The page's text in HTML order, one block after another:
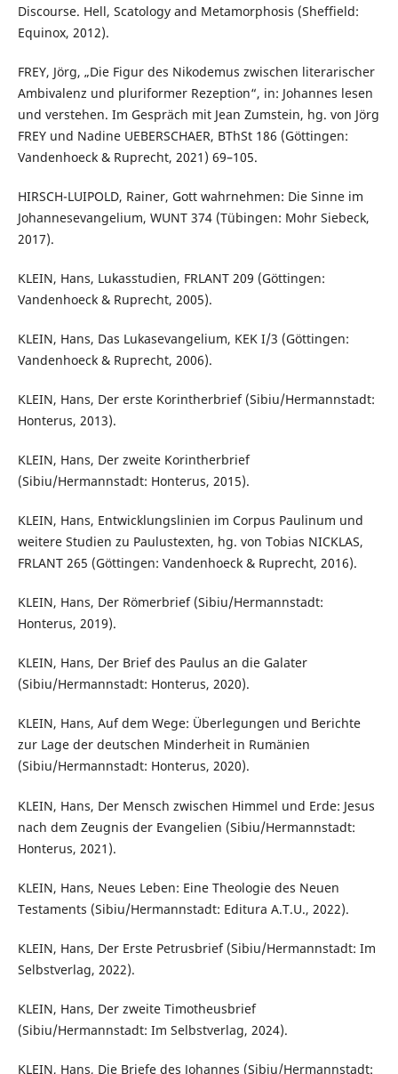
Discourse. Hell, Scatology and Metamorphosis (Sheffield:
Equinox, 2012).
FREY, Jörg, „Die Figur des Nikodemus zwischen literarischer
Ambivalenz und pluriformer Rezeption“, in: Johannes lesen
und verstehen. Im Gespräch mit Jean Zumstein, hg. von Jörg
FREY und Nadine UEBERSCHAER, BThSt 186 (Göttingen:
Vandenhoeck & Ruprecht, 2021) 69–105.
HIRSCH-LUIPOLD, Rainer, Gott wahrnehmen: Die Sinne im
Johannesevangelium, WUNT 374 (Tübingen: Mohr Siebeck,
2017).
KLEIN, Hans, Lukasstudien, FRLANT 209 (Göttingen:
Vandenhoeck & Ruprecht, 2005).
KLEIN, Hans, Das Lukasevangelium, KEK I/3 (Göttingen:
Vandenhoeck & Ruprecht, 2006).
KLEIN, Hans, Der erste Korintherbrief (Sibiu/Hermannstadt:
Honterus, 2013).
KLEIN, Hans, Der zweite Korintherbrief
(Sibiu/Hermannstadt: Honterus, 2015).
KLEIN, Hans, Entwicklungslinien im Corpus Paulinum und
weitere Studien zu Paulustexten, hg. von Tobias NICKLAS,
FRLANT 265 (Göttingen: Vandenhoeck & Ruprecht, 2016).
KLEIN, Hans, Der Römerbrief (Sibiu/Hermannstadt:
Honterus, 2019).
KLEIN, Hans, Der Brief des Paulus an die Galater
(Sibiu/Hermannstadt: Honterus, 2020).
KLEIN, Hans, Auf dem Wege: Überlegungen und Berichte
zur Lage der deutschen Minderheit in Rumänien
(Sibiu/Hermannstadt: Honterus, 2020).
KLEIN, Hans, Der Mensch zwischen Himmel und Erde: Jesus
nach dem Zeugnis der Evangelien (Sibiu/Hermannstadt:
Honterus, 2021).
KLEIN, Hans, Neues Leben: Eine Theologie des Neuen
Testaments (Sibiu/Hermannstadt: Editura A.T.U., 2022).
KLEIN, Hans, Der Erste Petrusbrief (Sibiu/Hermannstadt: Im
Selbstverlag, 2022).
KLEIN, Hans, Der zweite Timotheusbrief
(Sibiu/Hermannstadt: Im Selbstverlag, 2024).
KLEIN, Hans, Die Briefe des Johannes (Sibiu/Hermannstadt: